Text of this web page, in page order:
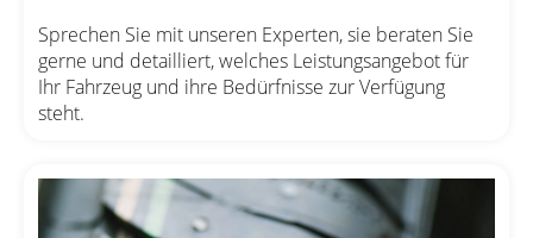
Sprechen Sie mit unseren Experten, sie beraten Sie
gerne und detailliert, welches Leistungsangebot für
Ihr Fahrzeug und ihre Bedürfnisse zur Verfügung
steht.